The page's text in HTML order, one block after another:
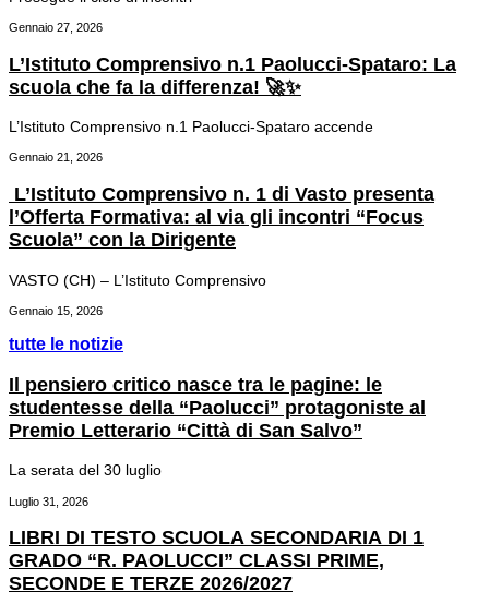
Gennaio 27, 2026
L’Istituto Comprensivo n.1 Paolucci-Spataro: La
scuola che fa la differenza! 🚀✨
L’Istituto Comprensivo n.1 Paolucci-Spataro accende
Gennaio 21, 2026
L’Istituto Comprensivo n. 1 di Vasto presenta
l’Offerta Formativa: al via gli incontri “Focus
Scuola” con la Dirigente
VASTO (CH) – L’Istituto Comprensivo
Gennaio 15, 2026
tutte le notizie
Il pensiero critico nasce tra le pagine: le
studentesse della “Paolucci” protagoniste al
Premio Letterario “Città di San Salvo”
La serata del 30 luglio
Luglio 31, 2026
LIBRI DI TESTO SCUOLA SECONDARIA DI 1
GRADO “R. PAOLUCCI” CLASSI PRIME,
SECONDE E TERZE 2026/2027